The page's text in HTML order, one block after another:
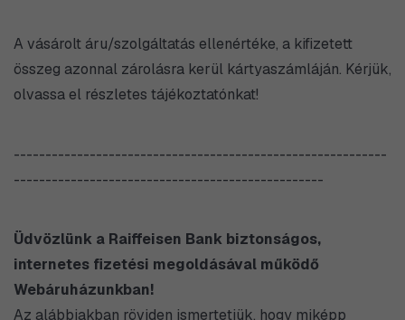
A vásárolt áru/szolgáltatás ellenértéke, a kifizetett
összeg azonnal zárolásra kerül kártyaszámláján. Kérjük,
olvassa el részletes tájékoztatónkat!
-----------------------------------------------------------
-------------------------------------------------
Üdvözlünk a Raiffeisen Bank biztonságos,
internetes fizetési megoldásával működő
Webáruházunkban!
Az alábbiakban röviden ismertetjük, hogy miképp